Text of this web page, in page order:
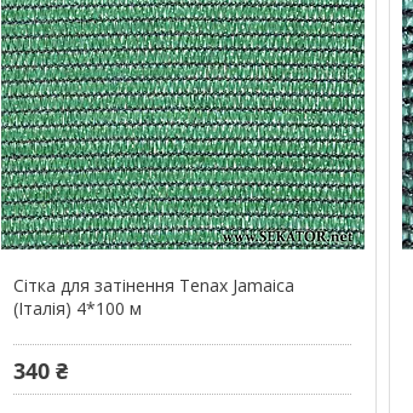
Сітка для затінення Tenax Jamaica
(Італія) 4*100 м
340 ₴